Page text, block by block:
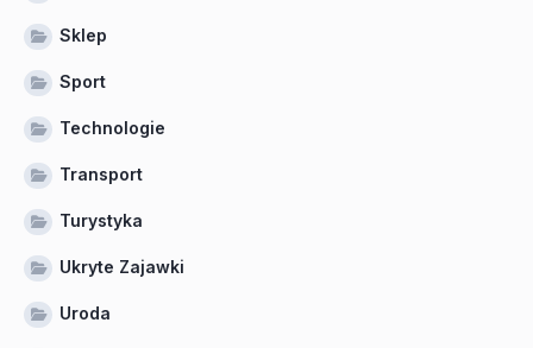
Sklep
Sport
Technologie
Transport
Turystyka
Ukryte Zajawki
Uroda